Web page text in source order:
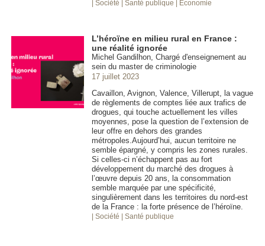
| Société | Santé publique | Economie
L’héroïne en milieu rural en France :
une réalité ignorée
Michel Gandilhon, Chargé d'enseignement au
sein du master de criminologie
17 juillet 2023
Cavaillon, Avignon, Valence, Villerupt, la vague
de règlements de comptes liée aux trafics de
drogues, qui touche actuellement les villes
moyennes, pose la question de l’extension de
leur offre en dehors des grandes
métropoles.Aujourd’hui, aucun territoire ne
semble épargné, y compris les zones rurales.
Si celles-ci n’échappent pas au fort
développement du marché des drogues à
l’œuvre depuis 20 ans, la consommation
semble marquée par une spécificité,
singulièrement dans les territoires du nord-est
de la France : la forte présence de l’héroïne.
| Société | Santé publique